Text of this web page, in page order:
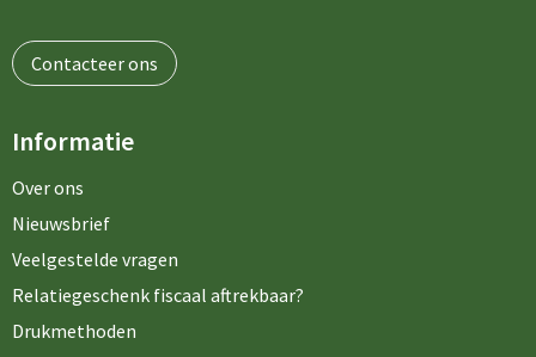
Contacteer ons
Informatie
Over ons
Nieuwsbrief
Veelgestelde vragen
Relatiegeschenk fiscaal aftrekbaar?
Drukmethoden